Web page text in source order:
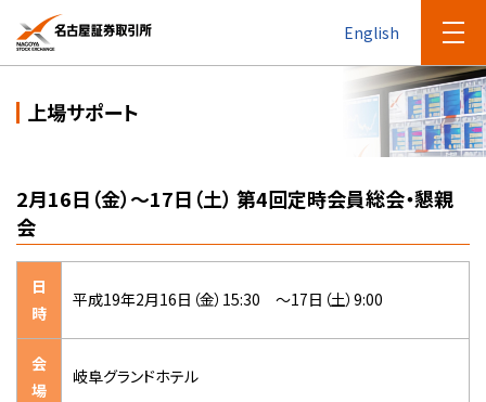
English
上場サポート
2月16日（金）～17日（土） 第4回定時会員総会・懇親
会
日
時
平成19年2月16日（金）15:30 ～17日（土）9:00
会
場
岐阜グランドホテル